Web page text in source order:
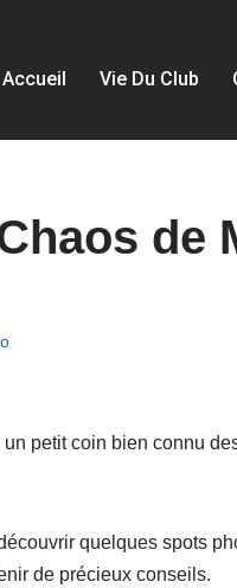
Accueil Vie Du Club
de
petit coin bien connu
quelques spots
de précieux conseils.